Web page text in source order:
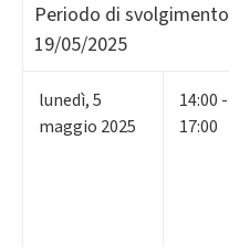
Periodo di
19/05/2025
lunedì,5
maggio 2025
14:00 -
17:00